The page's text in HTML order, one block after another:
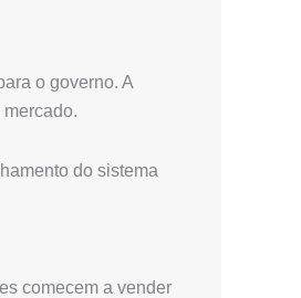
o governo. A
do sistema
comecem a vender